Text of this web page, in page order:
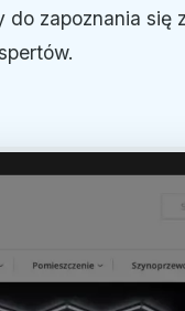
do zapoznania